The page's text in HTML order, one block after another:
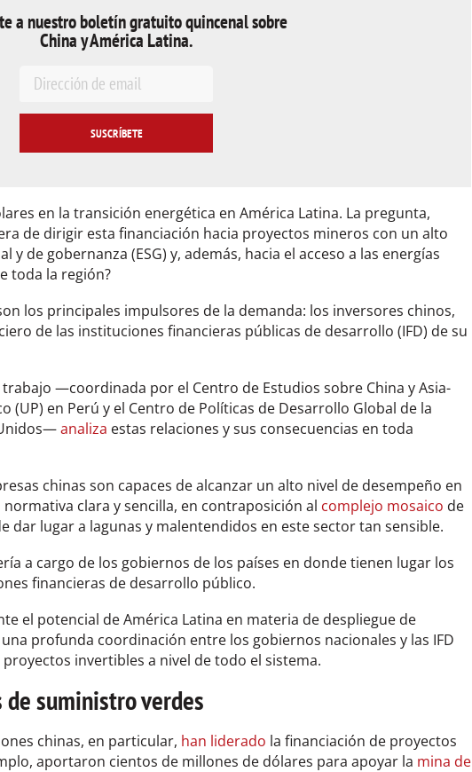
a nuestro boletín gratuito quincenal sobre
China y América Latina.
a
en la transición energética en América Latina. La pregunta,
de dirigir esta financiación hacia proyectos mineros con un alto
y de gobernanza (ESG) y, además, hacia el acceso a las energías
toda la región?
los principales impulsores de la demanda: los inversores chinos,
de las instituciones financieras públicas de desarrollo (IFD) de su
—coordinada por el Centro de Estudios sobre China y Asia-
(UP) en Perú y el Centro de Políticas de Desarrollo Global de la
analiza estas relaciones y sus consecuencias en toda
chinas son capaces de alcanzar un alto nivel de desempeño en
clara y sencilla, en contraposición al complejo mosaico de
dar lugar a lagunas y malentendidos en este sector tan sensible.
a cargo de los gobiernos de los países en donde tienen lugar los
financieras de desarrollo público.
el potencial de América Latina en materia de despliegue de
profunda coordinación entre los gobiernos nacionales y las IFD
invertibles a nivel de todo el sistema.
de suministro verdes
chinas, en particular, han liderado la financiación de proyectos
aportaron cientos de millones de dólares para apoyar la mina de